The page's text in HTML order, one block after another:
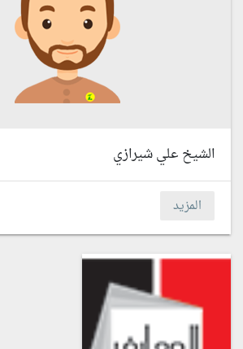
الشيخ علي شيرازي
المزيد